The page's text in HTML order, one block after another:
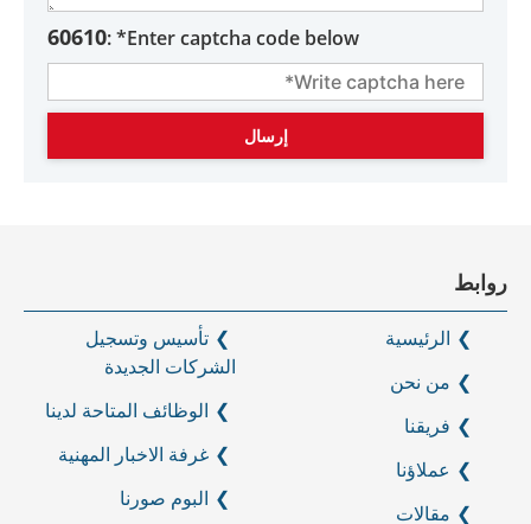
Enter captcha code below* :
60610
روابط
الرئيسية
من نحن
فريقنا
عملاؤنا
مقالات
تأسيس وتسجيل
الشركات الجديدة
الوظائف المتاحة لدينا
غرفة الاخبار المهنية
البوم صورنا